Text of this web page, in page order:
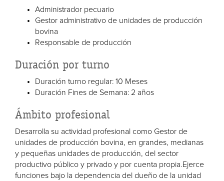
Administrador pecuario
Gestor administrativo de unidades de producción
bovina
Responsable de producción
Duración por turno
Duración turno regular: 10 Meses
Duración Fines de Semana: 2 años
Ámbito profesional
Desarrolla su actividad profesional como Gestor de
unidades de producción bovina, en grandes, medianas
y pequeñas unidades de producción, del sector
productivo público y privado y por cuenta propia.Ejerce
funciones bajo la dependencia del dueño de la unidad